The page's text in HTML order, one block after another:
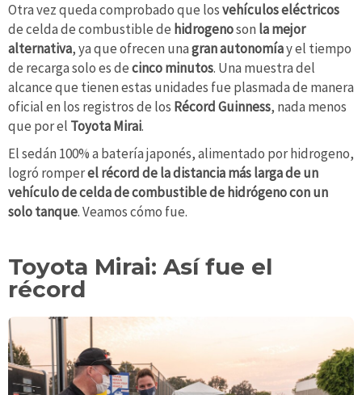
Otra vez queda comprobado que losvehículos eléctricos
de celda de combustible de hidrogenoson la mejor
alternativa, ya que ofrecen unagran autonomíay el tiempo
de recarga solo es decinco minutos. Una muestra del
alcance que tienen estas unidades fue plasmada de manera
oficial en los registros de los Récord Guinness, nada menos
que por el Toyota Mirai.
El sedán 100% a batería japonés, alimentado por hidrogeno,
logró romperel récord de la distancia más larga de un
vehículo de celda de combustible de hidrógeno con un
solo tanque. Veamos cómo fue.
Toyota Mirai: Así fue el
récord